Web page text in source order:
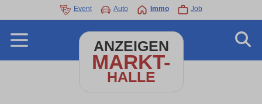
Event Auto Immo Job
ANZEIGEN
MARKT-
HALLE